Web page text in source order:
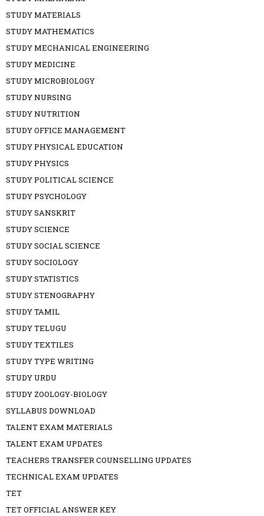
STUDY MATERIALS
STUDY MATHEMATICS
STUDY MECHANICAL ENGINEERING
STUDY MEDICINE
STUDY MICROBIOLOGY
STUDY NURSING
STUDY NUTRITION
STUDY OFFICE MANAGEMENT
STUDY PHYSICAL EDUCATION
STUDY PHYSICS
STUDY POLITICAL SCIENCE
STUDY PSYCHOLOGY
STUDY SANSKRIT
STUDY SCIENCE
STUDY SOCIAL SCIENCE
STUDY SOCIOLOGY
STUDY STATISTICS
STUDY STENOGRAPHY
STUDY TAMIL
STUDY TELUGU
STUDY TEXTILES
STUDY TYPE WRITING
STUDY URDU
STUDY ZOOLOGY-BIOLOGY
SYLLABUS DOWNLOAD
TALENT EXAM MATERIALS
TALENT EXAM UPDATES
TEACHERS TRANSFER COUNSELLING UPDATES
TECHNICAL EXAM UPDATES
TET
TET OFFICIAL ANSWER KEY